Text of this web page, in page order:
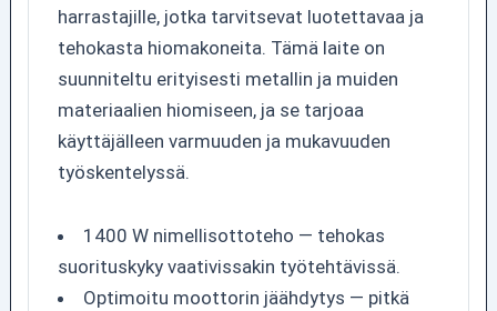
harrastajille, jotka tarvitsevat luotettavaa ja
tehokasta hiomakoneita. Tämä laite on
suunniteltu erityisesti metallin ja muiden
materiaalien hiomiseen, ja se tarjoaa
käyttäjälleen varmuuden ja mukavuuden
työskentelyssä.
1400 W nimellisottoteho — tehokas
suorituskyky vaativissakin työtehtävissä.
Optimoitu moottorin jäähdytys — pitkä